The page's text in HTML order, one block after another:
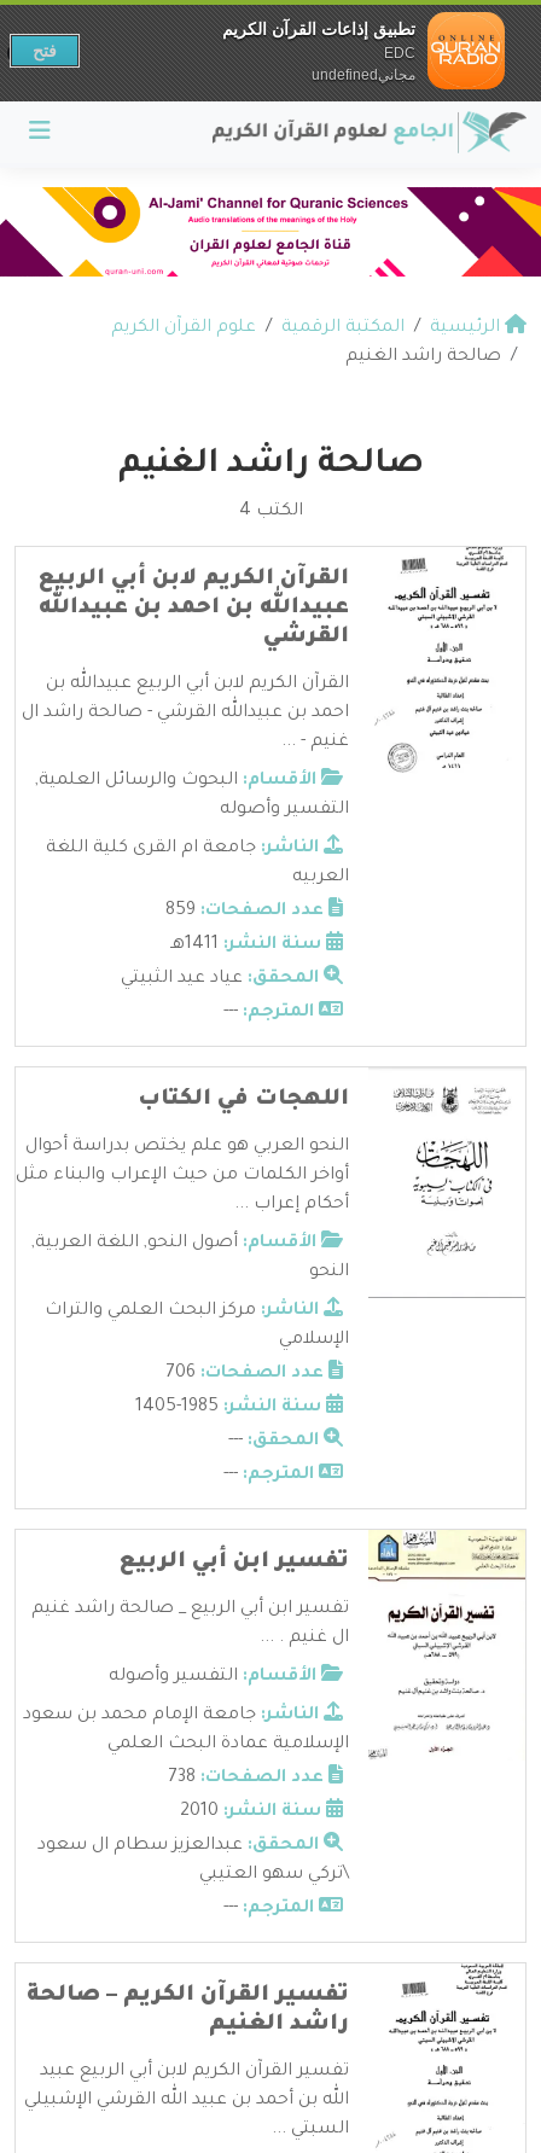
الرئيسية المكتبة الرقمية
علوم القرآن الكريم
صالحة راشد الغنيم
صالحة راشد الغنيم
الكتب 4
القرآن الكريم لابن أبي الربيع
عبيدالله بن احمد بن عبيدالله
القرشي
القرآن الكريم لابن أبي الربيع عبيدالله بن
احمد بن عبيدالله القرشي - صالحة راشد ال
غنيم - ...
الأقسام: البحوث والرسائل العلمية,
التفسير وأصوله
الناشر: جامعة ام القرى كلية اللغة
العربيه
عدد الصفحات:
سنة النشر:
المحقق: عياد عيد الثبيتي
المترجم: ---
اللهجات في الكتاب
النحو العربي هو علم يختص بدراسة أحوال
أواخر الكلمات من حيث الإعراب والبناء مثل
أحكام إعراب ...
الأقسام: أصول النحو, اللغة العربية,
النحو
الناشر: مركز البحث العلمي والتراث
الإسلامي
عدد الصفحات:
سنة النشر:
المحقق: ---
المترجم: ---
تفسير ابن أبي الربيع
تفسير ابن أبي الربيع _ صالحة راشد غنيم
ال غنيم . ...
الأقسام: التفسير وأصوله
الناشر: جامعة الإمام محمد بن سعود
الإسلامية عمادة البحث العلمي
عدد الصفحات:
سنة النشر:
المحقق: عبدالعزيز سطام ال سعود
\تركي سهو العتيبي
المترجم: ---
تفسير القرآن الكريم – صالحة
راشد الغنيم
تفسير القرآن الكريم لابن أبي الربيع عبيد
الله بن أحمد بن عبيد الله القرشي الإشبيلي
السبتي ...
تطبيق إذاعات القرآن الكريم
EDC
مجانيundefined
فتح